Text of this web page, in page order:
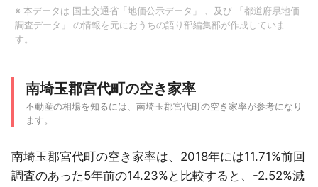
※ 本データは 国土交通省「地価公示データ」 、及び
「都道府県地価
調査データ」
の情報を元におうちの語り部編集部が作成していま
す。
南埼玉郡宮代町の空き家率
不動産の相場を知るには、南埼玉郡宮代町の空き家率が参考になり
ます。
南埼玉郡宮代町の空き家率は、2018年には11.71%前回
調査のあった5年前の14.23%と比較すると、-2.52%減